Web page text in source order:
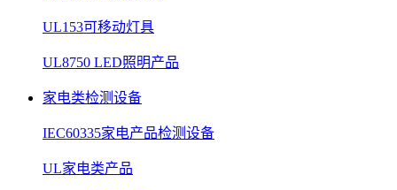
UL153可移动灯具
UL8750 LED照明产品
家电类检测设备
IEC60335家电产品检测设备
UL家电类产品